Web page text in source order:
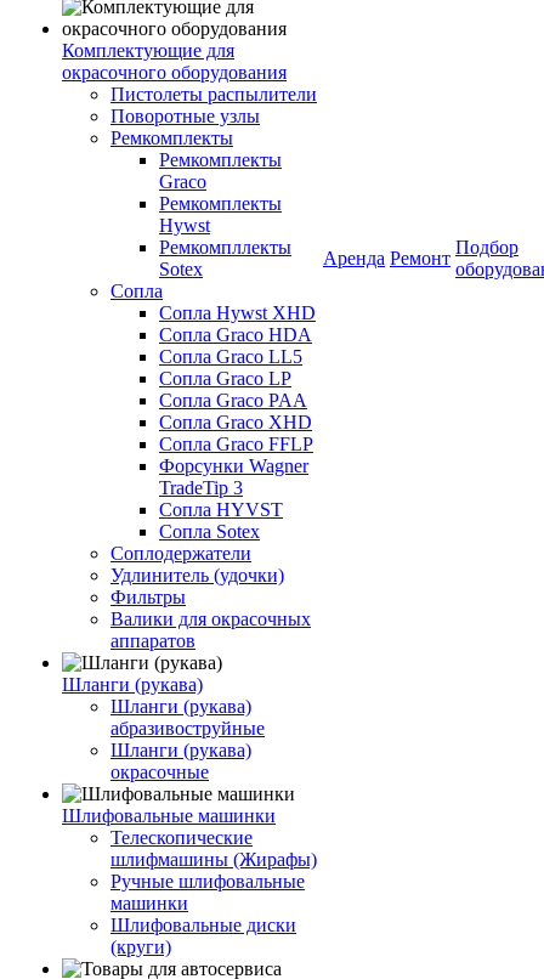
Комплектующие для
окрасочного оборудования
Пистолеты распылители
Поворотные узлы
Ремкомплекты
Ремкомплекты
Graco
Ремкомплекты
Hywst
Ремкомпллекты
Sotex
Сопла
Сопла Hywst XHD
Сопла Graco HDA
Сопла Graco LL5
Сопла Graco LP
Сопла Graco PAA
Сопла Graco XHD
Сопла Graco FFLP
Форсунки Wagner
TradeTip 3
Сопла HYVST
Сопла Sotex
Соплодержатели
Удлинитель (удочки)
Фильтры
Валики для окрасочных
аппаратов
Шланги (рукава)
Шланги (рукава)
абразивоструйные
Шланги (рукава)
окрасочные
Шлифовальные машинки
Телескопические
шлифмашины (Жирафы)
Ручные шлифовальные
машинки
Шлифовальные диски
(круги)
Аренда Ремонт
Подбор